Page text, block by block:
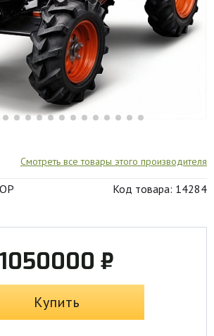
Смотреть все товары этого производителя
Код товара: 14284
1050000 ₽
Купить